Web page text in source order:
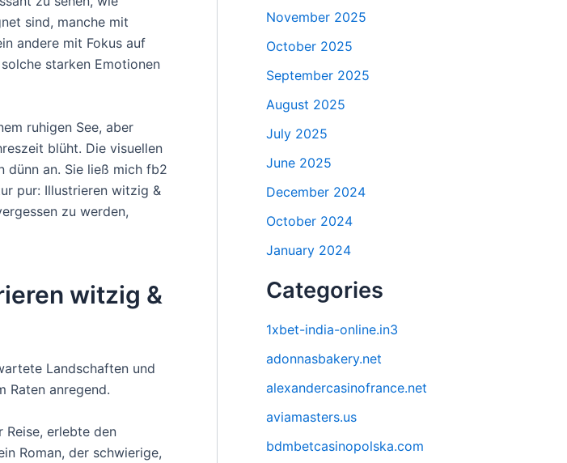
sind, manche mit
andere mit Fokus auf
starken Emotionen
ruhigen See, aber
blüht. Die visuellen
dünn an. Sie ließ mich fb2
pur: Illustrieren witzig &
zu werden,
witzig &
Landschaften und
Raten anregend.
erlebte den
Roman, der schwierige,
November 2025
October 2025
September 2025
August 2025
July 2025
June 2025
December 2024
October 2024
January 2024
Categories
1xbet-india-online.in3
adonnasbakery.net
alexandercasinofrance.net
aviamasters.us
bdmbetcasinopolska.com